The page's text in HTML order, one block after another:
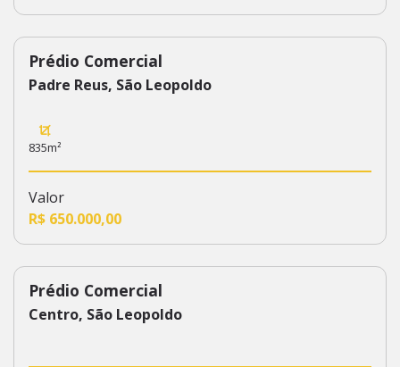
565
Prédio Comercial
Padre Reus, São Leopoldo
835m²
Valor
R$ 650.000,00
228
Prédio Comercial
Centro, São Leopoldo